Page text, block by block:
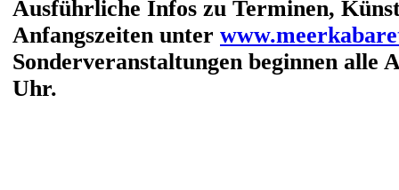
Ausführliche Infos zu Terminen,
Anfangszeiten unter
Sonderveranstaltungen beginnen alle
Uhr.